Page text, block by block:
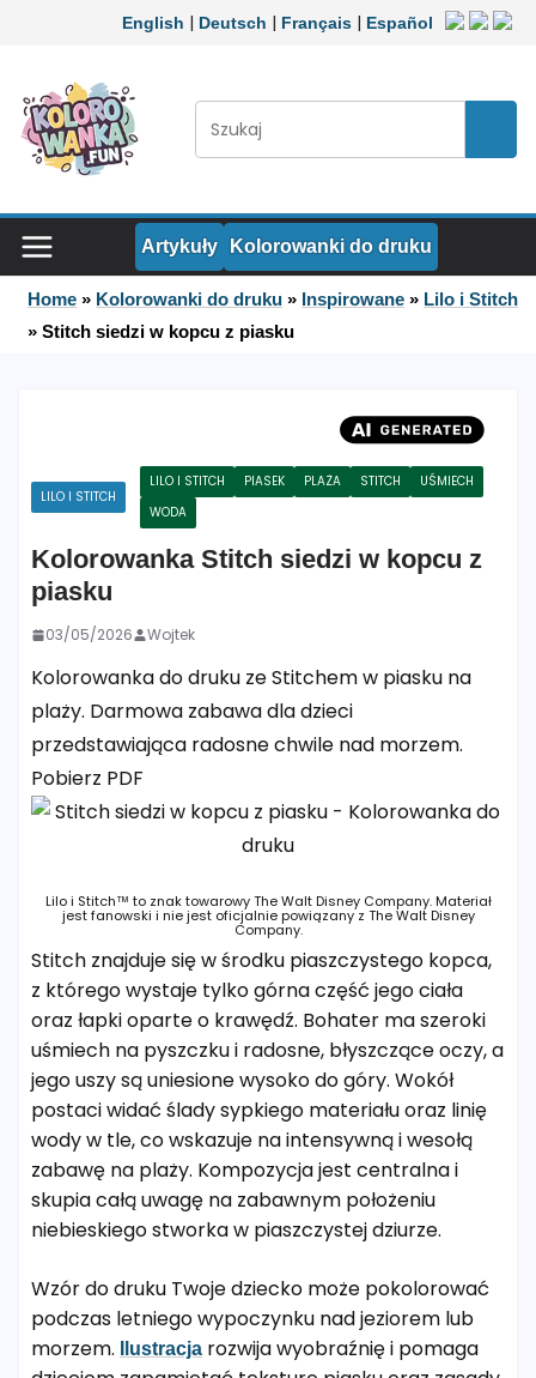
Przejdź do treściEnglish | Deutsch | Français | Español
Szukaj:
Artykuły Kolorowanki do druku
Home » Kolorowanki do druku » Inspirowane » Lilo i Stitch
»Stitch siedzi w kopcu z piasku
LILO I STITCH
LILO I STITCH PIASEK PLAŻA STITCH
UŚMIECH
WODA
Kolorowanka Stitch siedzi w kopcu z
piasku
03/05/2026 Wojtek
Kolorowanka do druku ze Stitchem w piasku na
plaży. Darmowa zabawa dla dzieci
przedstawiająca radosne chwile nad morzem.
Pobierz PDF
Lilo i Stitch™ to znak towarowy The Walt Disney Company. Materiał
jest fanowski i nie jest oficjalnie powiązany z The Walt Disney
Company.
Stitch znajduje się w środku piaszczystego kopca,
z którego wystaje tylko górna część jego ciała
oraz łapki oparte o krawędź. Bohater ma szeroki
uśmiech na pyszczku i radosne, błyszczące oczy, a
jego uszy są uniesione wysoko do góry. Wokół
postaci widać ślady sypkiego materiału oraz linię
wody w tle, co wskazuje na intensywną i wesołą
zabawę na plaży. Kompozycja jest centralna i
skupia całą uwagę na zabawnym położeniu
niebieskiego stworka w piaszczystej dziurze.
Wzór do druku Twoje dziecko może pokolorować
podczas letniego wypoczynku nad jeziorem lub
morzem.
Ilustracja rozwija wyobraźnię i pomaga